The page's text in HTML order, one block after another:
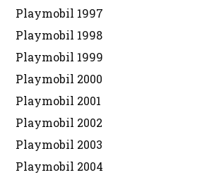
Playmobil 1997
Playmobil 1998
Playmobil 1999
Playmobil 2000
Playmobil 2001
Playmobil 2002
Playmobil 2003
Playmobil 2004